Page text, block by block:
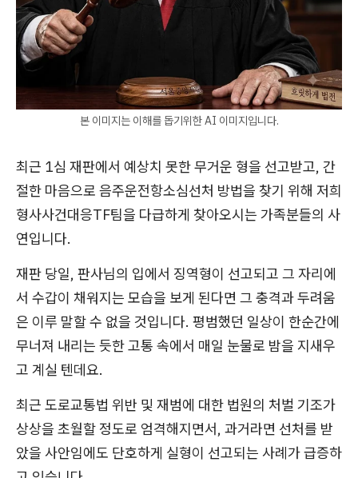
본 이미지는 이해를 돕기위한 AI 이미지입니다.
최근 1심 재판에서 예상치 못한 무거운 형을 선고받고, 간
절한 마음으로 음주운전항소심선처 방법을 찾기 위해 저희
형사사건대응TF팀을 다급하게 찾아오시는 가족분들의 사
연입니다.
재판 당일, 판사님의 입에서 징역형이 선고되고 그 자리에
서 수갑이 채워지는 모습을 보게 된다면 그 충격과 두려움
은 이루 말할 수 없을 것입니다. 평범했던 일상이 한순간에
무너져 내리는 듯한 고통 속에서 매일 눈물로 밤을 지새우
고 계실 텐데요.
최근 도로교통법 위반 및 재범에 대한 법원의 처벌 기조가
상상을 초월할 정도로 엄격해지면서, 과거라면 선처를 받
았을 사안임에도 단호하게 실형이 선고되는 사례가 급증하